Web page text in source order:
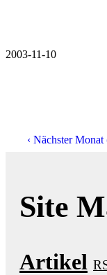
2003-11-10
‹ Nächster
Site
Artikel